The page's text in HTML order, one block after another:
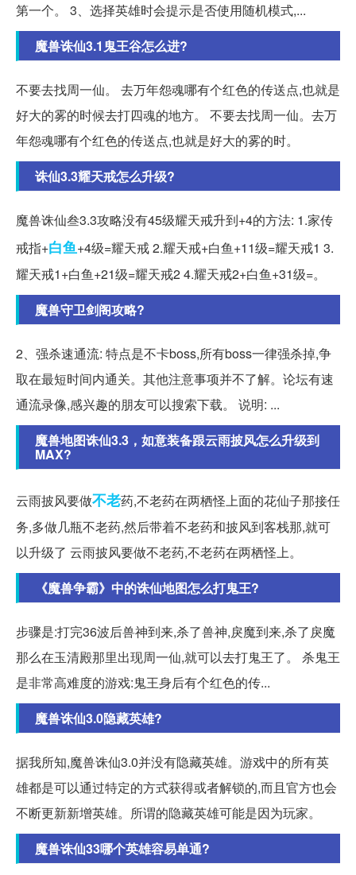
第一个。 3、选择英雄时会提示是否使用随机模式,...
魔兽诛仙3.1鬼王谷怎么进?
不要去找周一仙。 去万年怨魂哪有个红色的传送点,也就是
好大的雾的时候去打四魂的地方。 不要去找周一仙。去万
年怨魂哪有个红色的传送点,也就是好大的雾的时。
诛仙3.3耀天戒怎么升级?
魔兽诛仙叁3.3攻略没有45级耀天戒升到+4的方法: 1.家传
戒指+白鱼+4级=耀天戒 2.耀天戒+白鱼+11级=耀天戒1 3.
耀天戒1+白鱼+21级=耀天戒2 4.耀天戒2+白鱼+31级=。
魔兽守卫剑阁攻略?
2、强杀速通流: 特点是不卡boss,所有boss一律强杀掉,争
取在最短时间内通关。其他注意事项并不了解。论坛有速
通流录像,感兴趣的朋友可以搜索下载。 说明: ...
魔兽地图诛仙3.3，如意装备跟云雨披风怎么升级到
MAX?
云雨披风要做不老药,不老药在两栖怪上面的花仙子那接任
务,多做几瓶不老药,然后带着不老药和披风到客栈那,就可
以升级了 云雨披风要做不老药,不老药在两栖怪上。
《魔兽争霸》中的诛仙地图怎么打鬼王?
步骤是:打完36波后兽神到来,杀了兽神,戾魔到来,杀了戾魔
那么在玉清殿那里出现周一仙,就可以去打鬼王了。 杀鬼王
是非常高难度的游戏:鬼王身后有个红色的传...
魔兽诛仙3.0隐藏英雄?
据我所知,魔兽诛仙3.0并没有隐藏英雄。游戏中的所有英
雄都是可以通过特定的方式获得或者解锁的,而且官方也会
不断更新新增英雄。所谓的隐藏英雄可能是因为玩家。
魔兽诛仙33哪个英雄容易单通?